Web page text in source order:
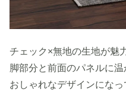
チェック×無地の生地が魅
脚部分と前面のパネルに
おしゃれなデザインになっ